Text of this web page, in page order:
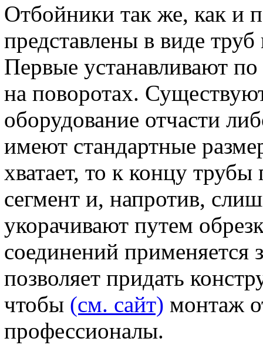
Отбойники так же, как и
представлены в виде
Первые устанавливают
на поворотах.
оборудование отчасти
имеют стандартные
хватает, то к концу
сегмент и, напротив,
укорачивают путем
соединений применяется
позволяет придать
чтобы (см. сайт) монтаж
профессионалы.